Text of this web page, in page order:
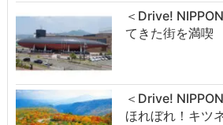
＜Drive!
てきた街を満喫
＜Drive!
ほれぼれ！キツ